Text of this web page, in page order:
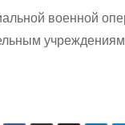
военной